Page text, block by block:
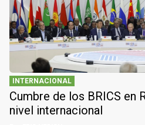
INTERNACIONAL
Cumbre de los BRICS en
nivel internacional